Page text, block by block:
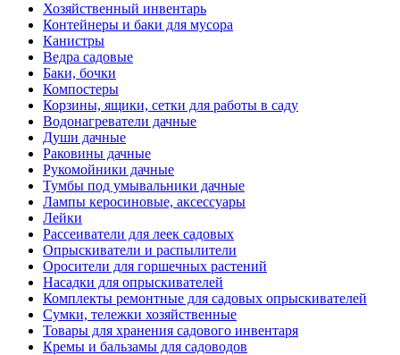
Хозяйственный инвентарь
Контейнеры и баки для мусора
Канистры
Ведра садовые
Баки, бочки
Компостеры
Корзины, ящики, сетки для работы в саду
Водонагреватели дачные
Души дачные
Раковины дачные
Рукомойники дачные
Тумбы под умывальники дачные
Лампы керосиновые, аксессуары
Лейки
Рассеиватели для леек садовых
Опрыскиватели и распылители
Оросители для горшечных растений
Насадки для опрыскивателей
Комплекты ремонтные для садовых опрыскивателей
Сумки, тележки хозяйственные
Товары для хранения садового инвентаря
Кремы и бальзамы для садоводов